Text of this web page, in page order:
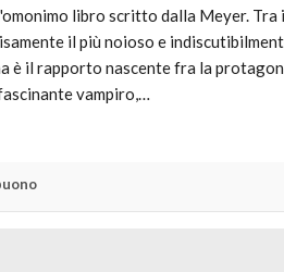
libro scritto dalla Meyer.
il più noioso e
è il rapporto nascente fra la
vampiro,…